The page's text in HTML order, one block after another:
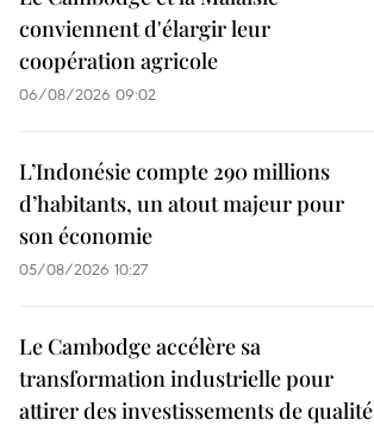
conviennent d'élargir leur
coopération agricole
06/08/2026 09:02
L’Indonésie compte 290 millions
d’habitants, un atout majeur pour
son économie
05/08/2026 10:27
Le Cambodge accélère sa
transformation industrielle pour
attirer des investissements de qualité